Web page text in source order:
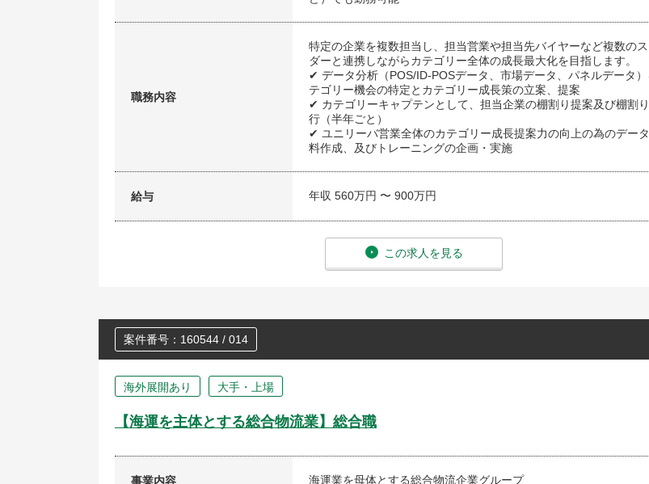
職務内容
特定の企業を複数担当し、担当営業や担当先バイヤーなど複数の
ダーと連携しながらカテゴリー全体の成長最大化を目指します。
✔ データ分析（POS/ID-POSデータ、市場データ、パネルデータ）
テゴリー機会の特定とカテゴリー成長策の立案、提案
✔ カテゴリーキャプテンとして、担当企業の棚割り提案及び棚割
行（半年ごと）
✔ ユニリーバ営業全体のカテゴリー成長提案力の向上の為のデー
料作成、及びトレーニングの企画・実施
給与 年収 560万円 〜 900万円
この求人を見る
案件番号：160544 / 014
海外展開あり 大手・上場
【海運を主体とする総合物流業】総合職
事業内容 海運業を母体とする総合物流企業グループ